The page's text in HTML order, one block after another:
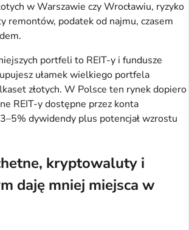
w Warszawie czy Wrocławiu, ryzyko
remontów, podatek od najmu, czasem
portfeli to REIT-y i fundusze
ułamek wielkiego portfela
złotych. W Polsce ten rynek dopiero
REIT-y dostępne przez konta
dywidendy plus potencjał wzrostu
kryptowaluty i
daję mniej miejsca w